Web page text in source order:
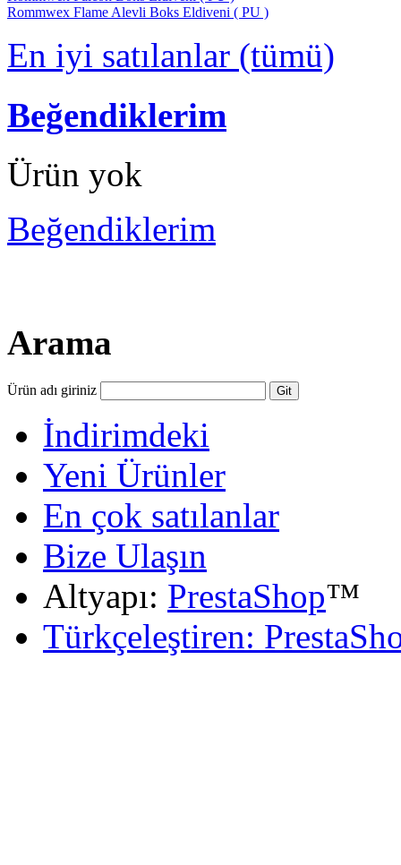
Rommwex Flame Alevli Boks Eldiveni ( PU )
En iyi satılanlar (tümü)
Beğendiklerim
Ürün yok
Beğendiklerim
Arama
Ürün adı giriniz
İndirimdeki
Yeni Ürünler
En çok satılanlar
Bize Ulaşın
Altyapı: PrestaShop™
Türkçeleştiren: